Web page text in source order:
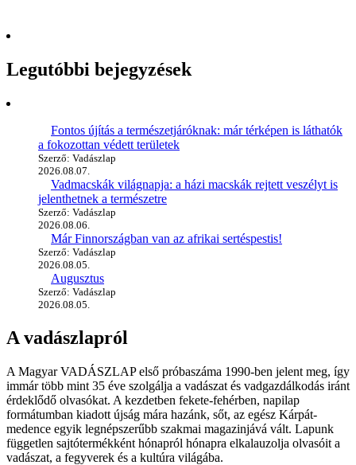
Legutóbbi bejegyzések
Fontos újítás a természetjáróknak: már térképen is láthatók
a fokozottan védett területek
Szerző: Vadászlap
2026.08.07.
Vadmacskák világnapja: a házi macskák rejtett veszélyt is
jelenthetnek a természetre
Szerző: Vadászlap
2026.08.06.
Már Finnországban van az afrikai sertéspestis!
Szerző: Vadászlap
2026.08.05.
Augusztus
Szerző: Vadászlap
2026.08.05.
A vadászlapról
A Magyar VADÁSZLAP első próbaszáma 1990-ben jelent meg, így
immár több mint 35 éve szolgálja a vadászat és vadgazdálkodás iránt
érdeklődő olvasókat. A kezdetben fekete-fehérben, napilap
formátumban kiadott újság mára hazánk, sőt, az egész Kárpát-
medence egyik legnépszerűbb szakmai magazinjává vált. Lapunk
független sajtótermékként hónapról hónapra elkalauzolja olvasóit a
vadászat, a fegyverek és a kultúra világába.